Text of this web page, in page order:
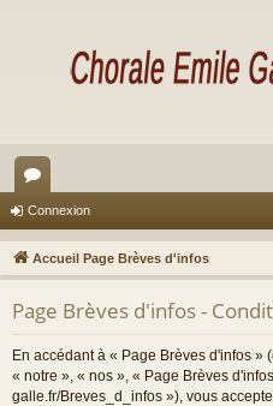
or
u
m
s
Connexion
Accueil Page Brèves d'infos
Page Brèves d'infos -
En accédant à « Page Brèves d'infos »
« notre », « nos », « Page Brèves
galle.fr/Breves_d_infos »), vous